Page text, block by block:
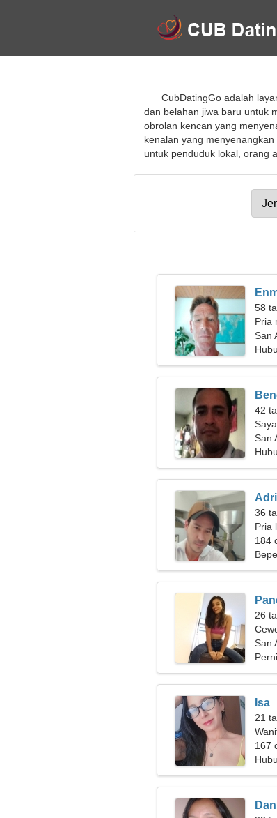
CubDatingGo adalah
dan belahan jiwa baru untuk
obrolan kencan yang
kenalan yang
untuk penduduk lokal, orang
58
Pria
San
42
San
36
Pria
184
26
San
Isa
21
167